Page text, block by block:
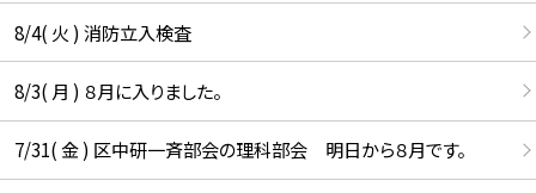
8/4( 火 ) 消防立入検査
8/3( 月 ) ８月に入りました。
7/31( 金 ) 区中研一斉部会の理科部会 明日から８月です。